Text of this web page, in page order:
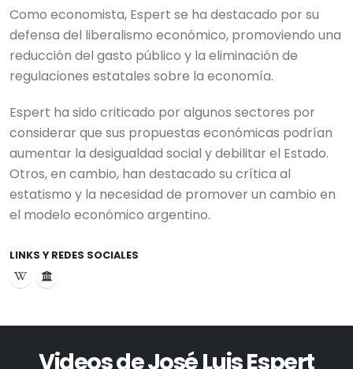
Como economista, Espert se ha destacado por su
defensa del liberalismo económico, promoviendo una
reducción del gasto público y la eliminación de
regulaciones estatales sobre la economía.
Espert ha sido criticado por algunos sectores por
considerar que sus propuestas económicas podrían
aumentar la desigualdad social y debilitar el Estado.
Otros, en cambio, han destacado su crítica al
estatismo y la necesidad de promover un cambio en
el modelo económico argentino.
LINKS Y REDES SOCIALES
Videos de José Luis Espert